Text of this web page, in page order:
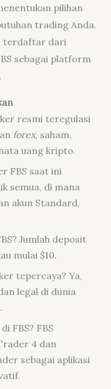
pilihan
trading Anda.
terdaftar dari
sebagai platform
resmi teregulasi
forex, saham,
uang kripto.
FBS saat ini
semua, di mana
akun Standard,
Jumlah deposit
mulai $10.
tepercaya? Ya,
legal di dunia
FBS? FBS
4 dan
sebagai aplikasi